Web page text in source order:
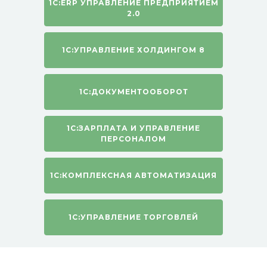
1С:ERP УПРАВЛЕНИЕ ПРЕДПРИЯТИЕМ
2.0
1С:УПРАВЛЕНИЕ ХОЛДИНГОМ 8
1С:ДОКУМЕНТООБОРОТ
1С:ЗАРПЛАТА И УПРАВЛЕНИЕ
ПЕРСОНАЛОМ
1С:УПРАВЛЕНИЕ ТОРГОВЛЕЙ
1С:КОМПЛЕКСНАЯ АВТОМАТИЗАЦИЯ